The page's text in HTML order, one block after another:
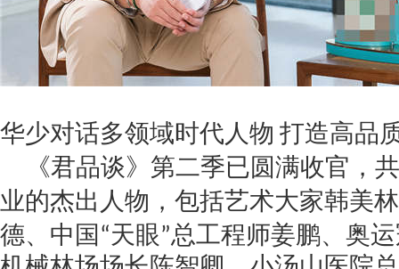
华少对话多领域时代人物 打造高品
《君品谈》第二季已圆满收官，
业的杰出人物，包括艺术大家韩美
德、中国 “天眼”总工程师姜鹏、奥